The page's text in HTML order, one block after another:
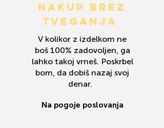
NAKUP BREZ
TVEGANJA
V kolikor z izdelkom ne
boš 100% zadovoljen, ga
lahko takoj vrneš. Poskrbel
bom, da dobiš nazaj svoj
denar.
Na pogoje poslovanja